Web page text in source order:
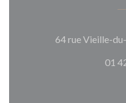
64 rue Vieille-
01